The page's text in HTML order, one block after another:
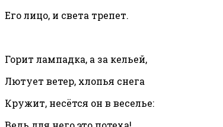
Его лицо, и света трепет.
Горит лампадка, а за кельей,
Лютует ветер, хлопья снега
Кружит, несётся он в веселье: